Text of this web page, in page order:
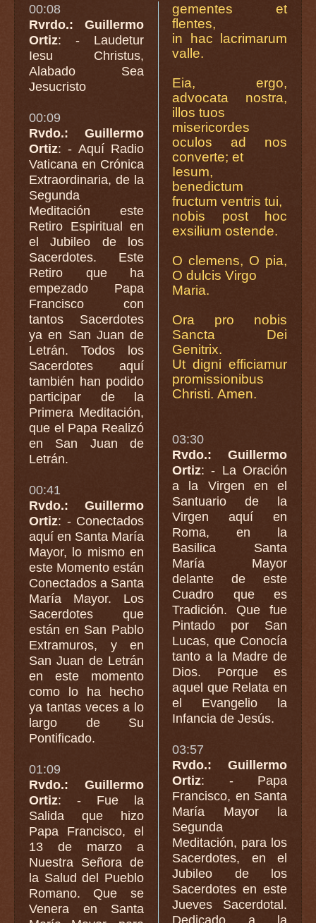
00:08
Rvrdo.: Guillermo
Ortiz: - Laudetur
Iesu Christus,
Alabado Sea
Jesucristo
00:09
Rvdo.: Guillermo
Ortiz: - Aquí Radio
Vaticana en Crónica
Extraordinaria, de la
Segunda
Meditación este
Retiro Espiritual en
el Jubileo de los
Sacerdotes. Este
Retiro que ha
empezado Papa
Francisco con
tantos Sacerdotes
ya en San Juan de
Letrán. Todos los
Sacerdotes aquí
también han podido
participar de la
Primera Meditación,
que el Papa Realizó
en San Juan de
Letrán.
00:41
Rvdo.: Guillermo
Ortiz: - Conectados
aquí en Santa María
Mayor, lo mismo en
este Momento están
Conectados a Santa
María Mayor. Los
Sacerdotes que
están en San Pablo
Extramuros, y en
San Juan de Letrán
en este momento
como lo ha hecho
ya tantas veces a lo
largo de Su
Pontificado.
01:09
Rvdo.: Guillermo
Ortiz: - Fue la
Salida que hizo
Papa Francisco, el
13 de marzo a
Nuestra Señora de
la Salud del Pueblo
Romano. Que se
Venera en Santa
gementes et
flentes,
in hac lacrimarum
valle.
Eia, ergo,
advocata nostra,
illos tuos
misericordes
oculos ad nos
converte; et
Iesum,
benedictum
fructum ventris tui,
nobis post hoc
exsilium ostende.
O clemens, O pia,
O dulcis Virgo
Maria.
Ora pro nobis
Sancta Dei
Genitrix.
Ut digni efficiamur
promissionibus
Christi. Amen.
03:30
Rvdo.: Guillermo
Ortiz: - La Oración
a la Virgen en el
Santuario de la
Virgen aquí en
Roma, en la
Basilica Santa
María Mayor
delante de este
Cuadro que es
Tradición. Que fue
Pintado por San
Lucas, que Conocía
tanto a la Madre de
Dios. Porque es
aquel que Relata en
el Evangelio la
Infancia de Jesús.
03:57
Rvdo.: Guillermo
Ortiz: - Papa
Francisco, en Santa
María Mayor la
Segunda
Meditación, para los
Sacerdotes, en el
Jubileo de los
Sacerdotes en este
Jueves Sacerdotal.
Dedicado a la